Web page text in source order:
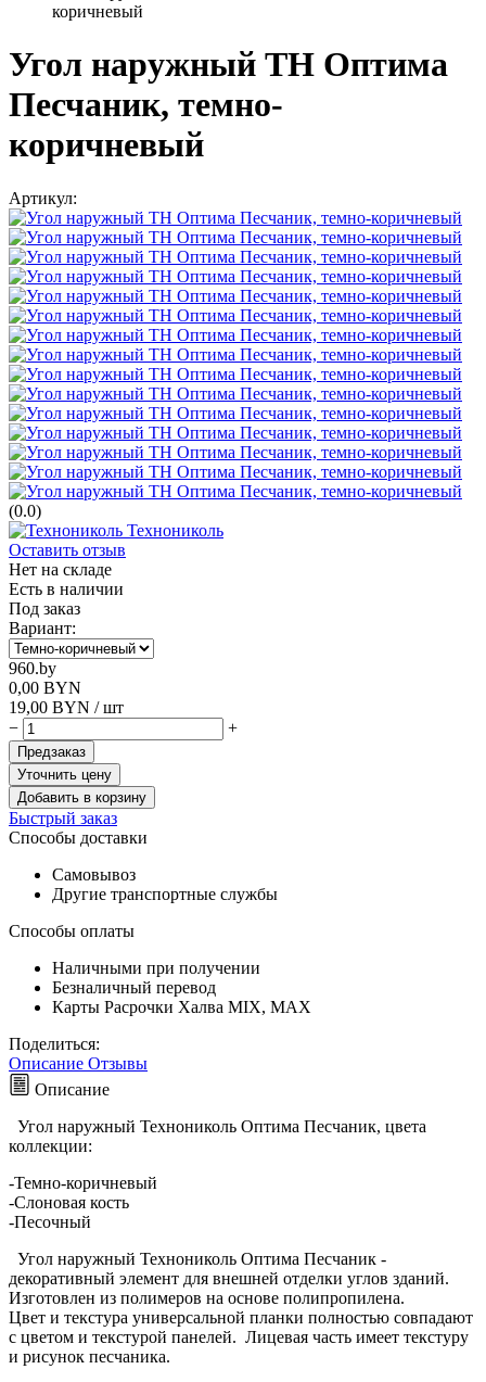
коричневый
Угол наружный ТН Оптима
Песчаник, темно-
коричневый
Артикул:
(0.0)
Технониколь
Оставить отзыв
Нет на складе
Есть в наличии
Под заказ
Вариант:
960.by
0,00 BYN
19,00 BYN / шт
−
+
Предзаказ
Уточнить цену
Добавить в корзину
Быстрый заказ
Способы доставки
Самовывоз
Другие транспортные службы
Способы оплаты
Наличными при получении
Безналичный перевод
Карты Расрочки Халва MIX, MAX
Поделиться:
Описание Отзывы
Описание
Угол наружный Технониколь Оптима Песчаник, цвета
коллекции:
-Темно-коричневый
-Слоновая кость
-Песочный
Угол наружный Технониколь Оптима Песчаник -
декоративный элемент для внешней отделки углов зданий.
Изготовлен из полимеров на основе полипропилена.
Цвет и текстура универсальной планки полностью совпадают
с цветом и текстурой панелей. Лицевая часть имеет текстуру
и рисунок песчаника.